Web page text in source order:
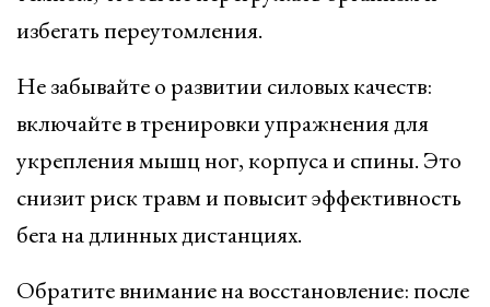
избегать переутомления.
Не забывайте о развитии силовых качеств:
включайте в тренировки упражнения для
укрепления мышц ног, корпуса и спины. Это
снизит риск травм и повысит эффективность
бега на длинных дистанциях.
Обратите внимание на восстановление: после